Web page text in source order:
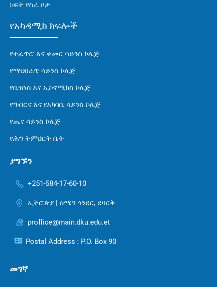
ክፍት የስራ ቦታ
የአካዳሚክ ክፍሎች
የተፈጥሮ እና ቀመር ሳይንስ ኮሌጅ
የማህበራዊ ሳይንስ ኮሌጅ
የቢዝነስ እና ኢኮኖሚክስ ኮሌጅ
የግብርና እና የአካባቢ ሳይንስ ኮሌጅ
የጤና ሳይንስ ኮሌጅ
የሕግ ትምህርት ቤት
ያግኙን
+251-584-17-60-10
ኢትሮጵያ | ሰሜን ጎንደር, ደባርቅ
proffice@main.dku.edu.et
Postal Address : P.O. Box 90
መገኛ